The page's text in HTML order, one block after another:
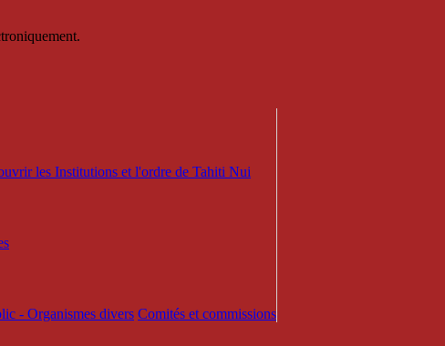
les Institutions et l'ordre de Tahiti Nui
- Organismes divers Comités et commissions